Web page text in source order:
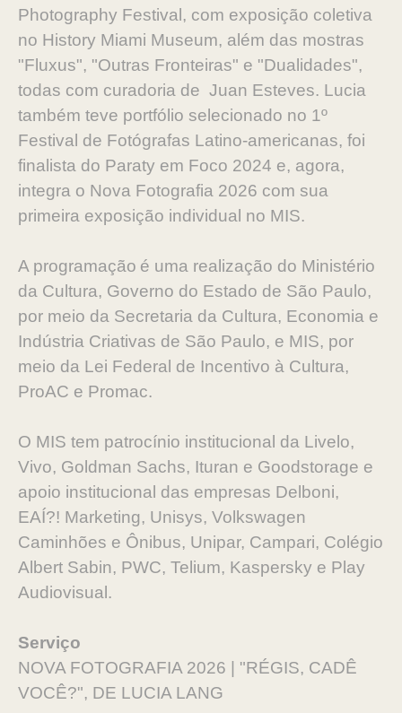
Photography Festival, com exposição coletiva
no History Miami Museum, além das mostras
"Fluxus", "Outras Fronteiras" e "Dualidades",
todas com curadoria de Juan Esteves. Lucia
também teve portfólio selecionado no 1º
Festival de Fotógrafas Latino-americanas, foi
finalista do Paraty em Foco 2024 e, agora,
integra o Nova Fotografia 2026 com sua
primeira exposição individual no MIS.
A programação é uma realização do Ministério
da Cultura, Governo do Estado de São Paulo,
por meio da Secretaria da Cultura, Economia e
Indústria Criativas de São Paulo, e MIS, por
meio da Lei Federal de Incentivo à Cultura,
ProAC e Promac.
O MIS tem patrocínio institucional da Livelo,
Vivo, Goldman Sachs, Ituran e Goodstorage e
apoio institucional das empresas Delboni,
EAÍ?! Marketing, Unisys, Volkswagen
Caminhões e Ônibus, Unipar, Campari, Colégio
Albert Sabin, PWC, Telium, Kaspersky e Play
Audiovisual.
Serviço
NOVA FOTOGRAFIA 2026 | "RÉGIS, CADÊ
VOCÊ?", DE LUCIA LANG